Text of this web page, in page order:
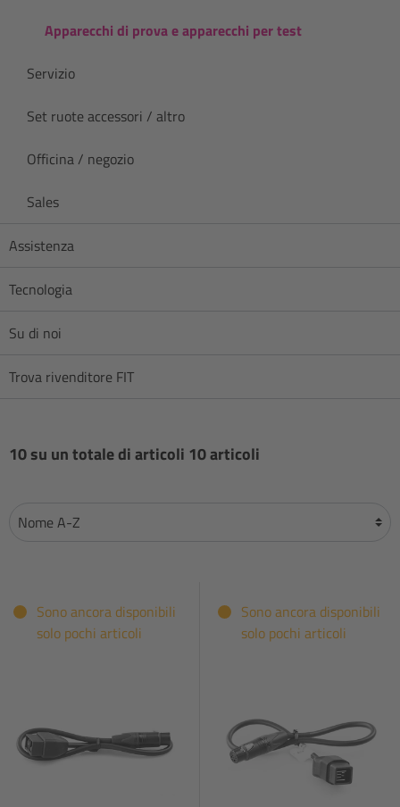
Apparecchi di prova e apparecchi per test
Servizio
Set ruote accessori / altro
Officina / negozio
Sales
Assistenza
Tecnologia
Su di noi
Trova rivenditore FIT
10 su un totale di articoli 10 articoli
Sono ancora disponibili
solo pochi articoli
Sono ancora disponibili
solo pochi articoli